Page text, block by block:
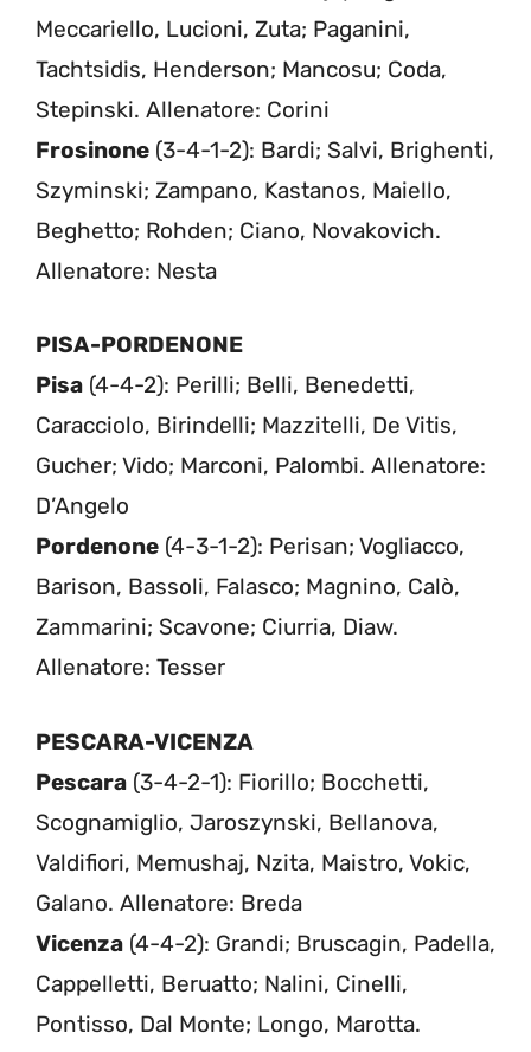
Meccariello, Lucioni, Zuta; Paganini,
Tachtsidis, Henderson; Mancosu; Coda,
Stepinski. Allenatore: Corini
Frosinone (3-4-1-2): Bardi; Salvi, Brighenti,
Szyminski; Zampano, Kastanos, Maiello,
Beghetto; Rohden; Ciano, Novakovich.
Allenatore: Nesta
PISA-PORDENONE
Pisa (4-4-2): Perilli; Belli, Benedetti,
Caracciolo, Birindelli; Mazzitelli, De Vitis,
Gucher; Vido; Marconi, Palombi. Allenatore:
D’Angelo
Pordenone (4-3-1-2): Perisan; Vogliacco,
Barison, Bassoli, Falasco; Magnino, Calò,
Zammarini; Scavone; Ciurria, Diaw.
Allenatore: Tesser
PESCARA-VICENZA
Pescara (3-4-2-1): Fiorillo; Bocchetti,
Scognamiglio, Jaroszynski, Bellanova,
Valdifiori, Memushaj, Nzita, Maistro, Vokic,
Galano. Allenatore: Breda
Vicenza (4-4-2): Grandi; Bruscagin, Padella,
Cappelletti, Beruatto; Nalini, Cinelli,
Pontisso, Dal Monte; Longo, Marotta.